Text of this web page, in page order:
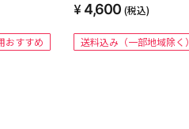
おすすめ
4,600 (税込)
送料込み（一部地域除く）